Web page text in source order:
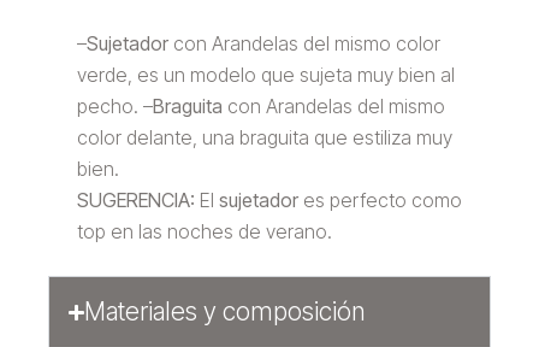
–Sujetador con Arandelas del mismo color
verde, es un modelo que sujeta muy bien al
pecho. –Braguita con Arandelas del mismo
color delante, una braguita que estiliza muy
bien.
SUGERENCIA: El sujetador es perfecto como
top en las noches de verano.
Materiales y composición